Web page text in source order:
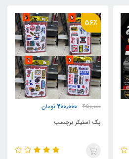
28٪
550,000
400,000 تومان
خوشبوکننده ایموجی